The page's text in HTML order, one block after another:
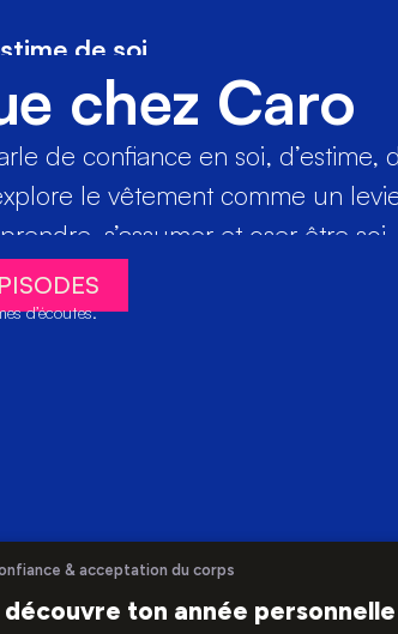
de soi
chez Caro
de confiance en soi, d’estime,
le vêtement comme un
s’assumer et oser être soi.
d’écoutes.